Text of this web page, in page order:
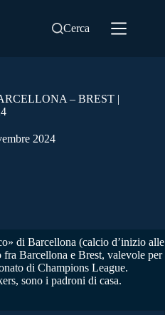
Cerca
– BREST |
2024
di Barcellona (calcio d’inizio alle
Barcellona e Brest, valevole per
di Champions League.
sono i padroni di casa.